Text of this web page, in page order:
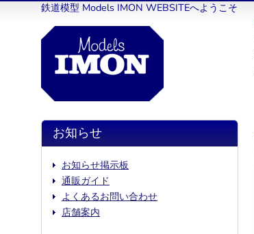
鉄道模型 Models IMON WEBSITEへようこそ
お知らせ
お知らせ掲示板
通販ガイド
よくあるお問い合わせ
店舗案内